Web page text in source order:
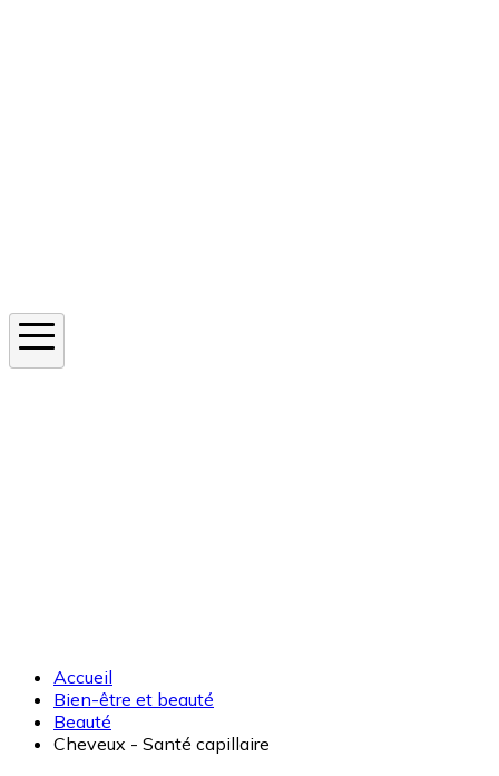
Accueil
Bien-être et beauté
Beauté
Cheveux - Santé capillaire